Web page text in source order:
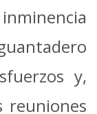
y,
reuniones